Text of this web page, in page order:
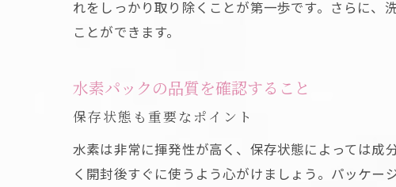
れをしっかり取り除くことが第一歩です。さらに
ことができます。
水素パックの品質を確認すること
保存状態も重要なポイント
水素は非常に揮発性が高く、保存状態によっては成
く開封後すぐに使うよう心がけましょう。パッケ